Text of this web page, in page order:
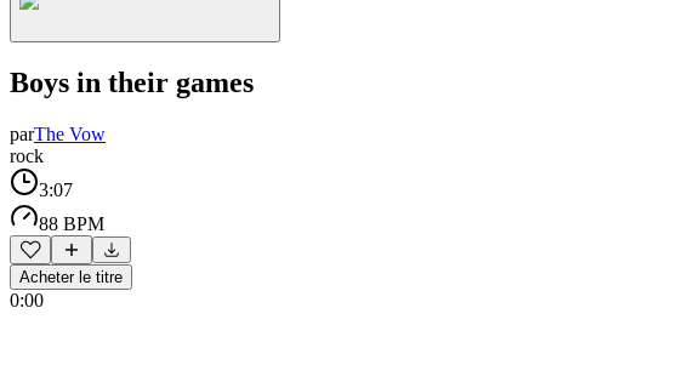
Boys in their games
parThe Vow
rock
3:07
88 BPM
Acheter le titre
0:00